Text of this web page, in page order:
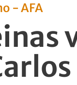
- AFA